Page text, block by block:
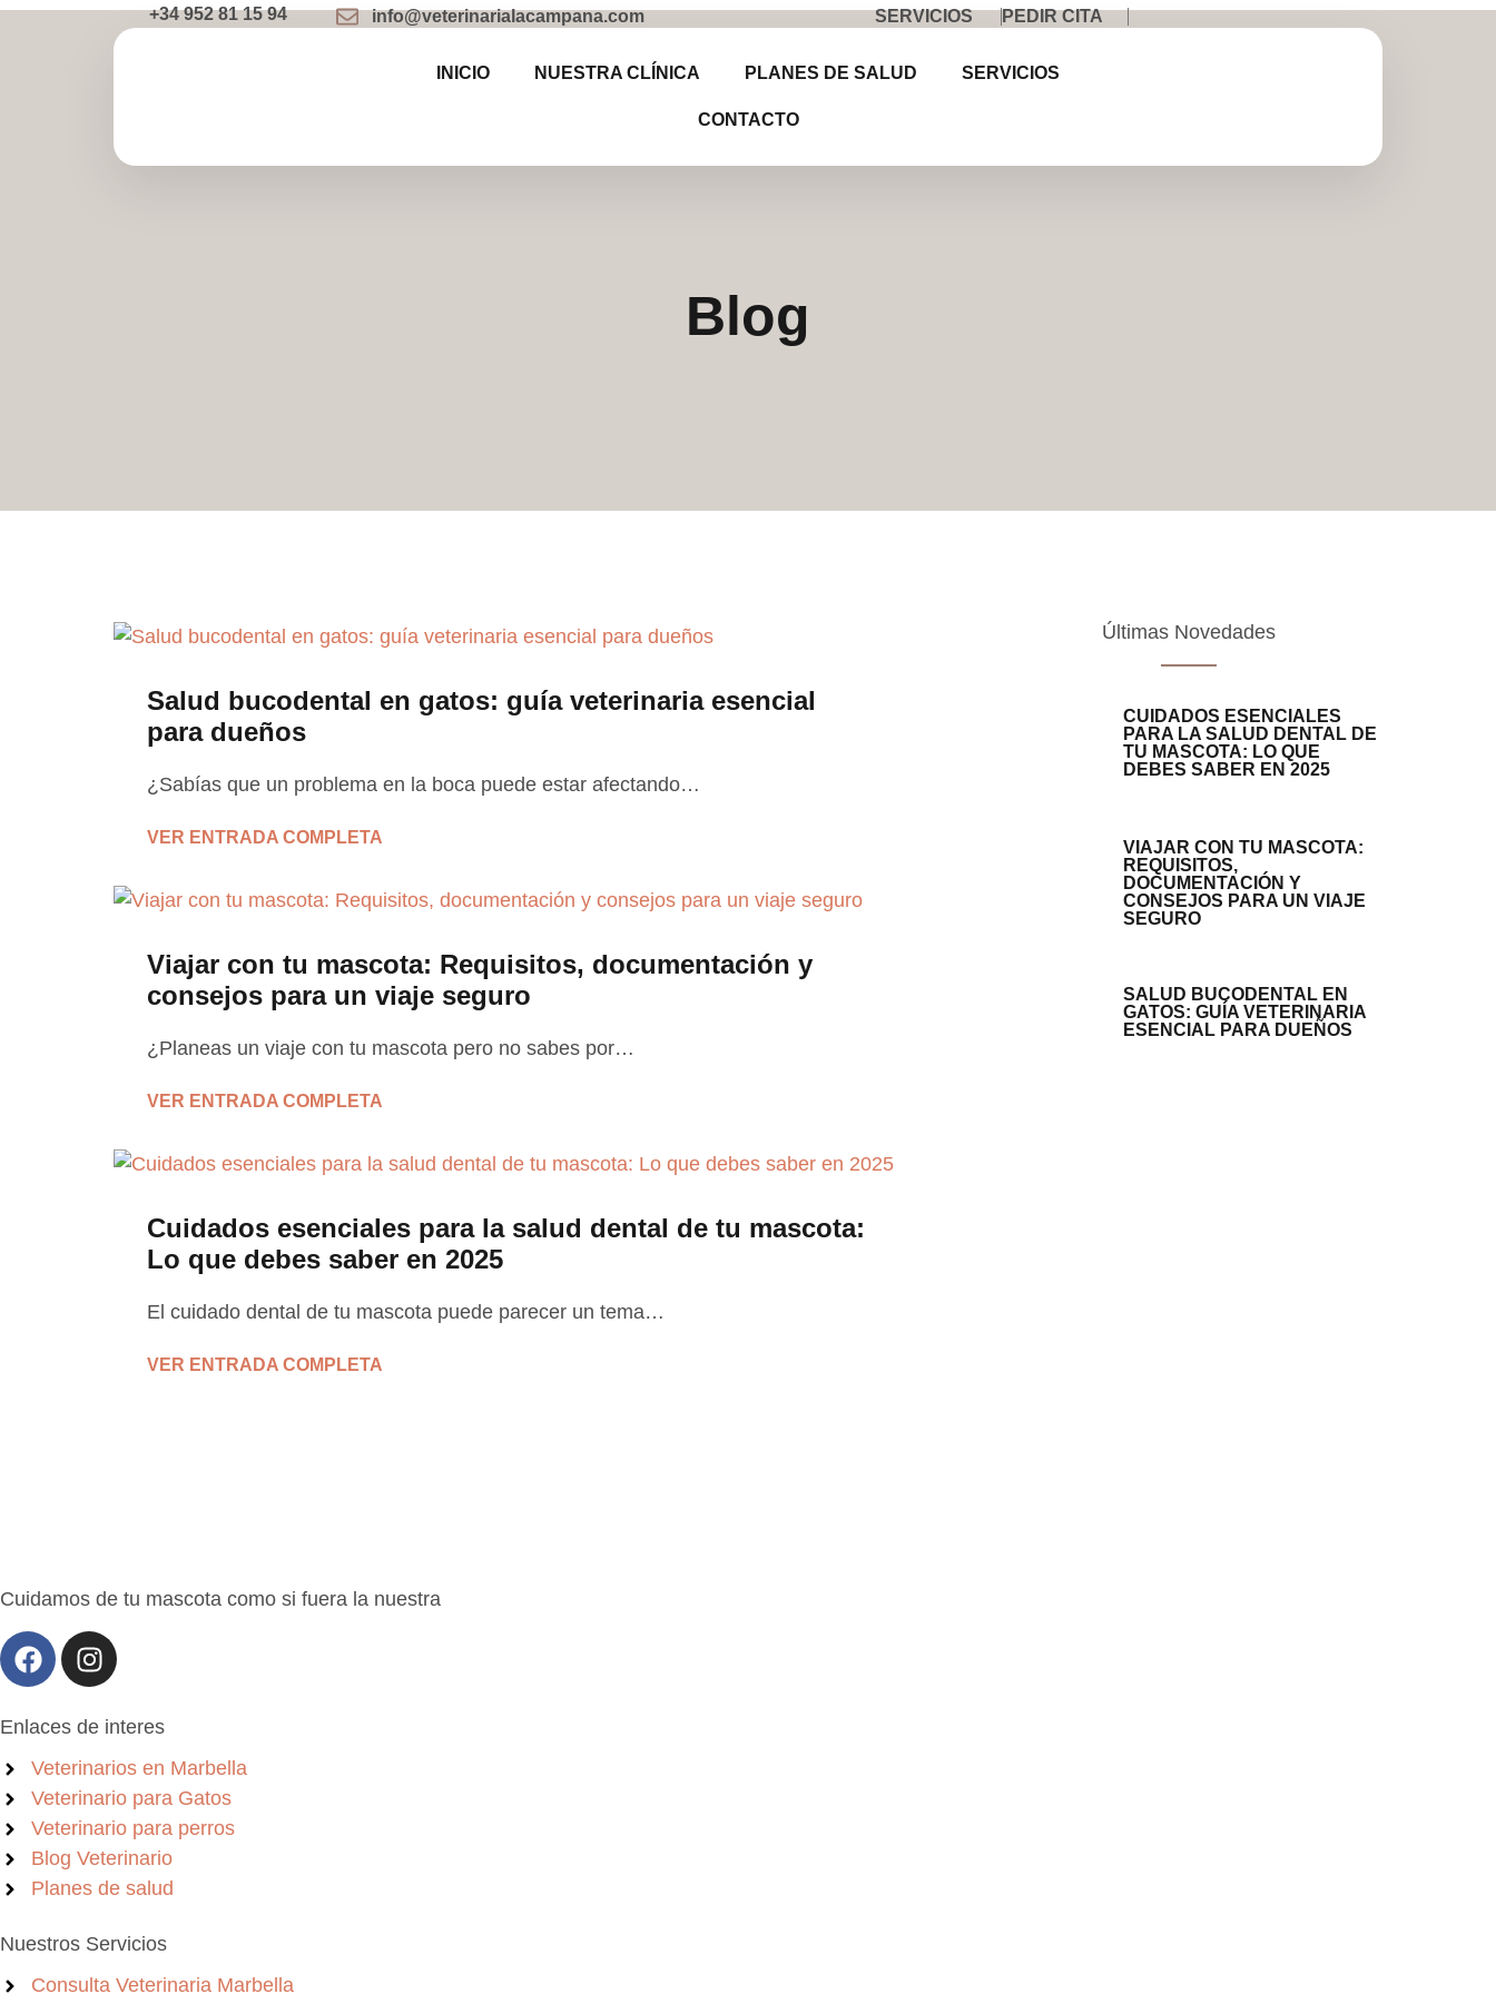
+34 952 81 15 94 info@veterinarialacampana.com SERVICIOS PEDIR CITA
INICIO NUESTRA CLÍNICA PLANES DE SALUD SERVICIOS
CONTACTO
Blog
Salud bucodental en gatos: guía veterinaria esencial
para dueños
¿Sabías que un problema en la boca puede estar afectando…
VER ENTRADA COMPLETA
Viajar con tu mascota: Requisitos, documentación y
consejos para un viaje seguro
¿Planeas un viaje con tu mascota pero no sabes por…
VER ENTRADA COMPLETA
Cuidados esenciales para la salud dental de tu mascota:
Lo que debes saber en 2025
El cuidado dental de tu mascota puede parecer un tema…
VER ENTRADA COMPLETA
Últimas Novedades
CUIDADOS ESENCIALES
PARA LA SALUD DENTAL DE
TU MASCOTA: LO QUE
DEBES SABER EN 2025
VIAJAR CON TU MASCOTA:
REQUISITOS,
DOCUMENTACIÓN Y
CONSEJOS PARA UN VIAJE
SEGURO
SALUD BUCODENTAL EN
GATOS: GUÍA VETERINARIA
ESENCIAL PARA DUEÑOS
Cuidamos de tu mascota como si fuera la nuestra
Enlaces de interes
Veterinarios en Marbella
Veterinario para Gatos
Veterinario para perros
Blog Veterinario
Planes de salud
Nuestros Servicios
Consulta Veterinaria Marbella